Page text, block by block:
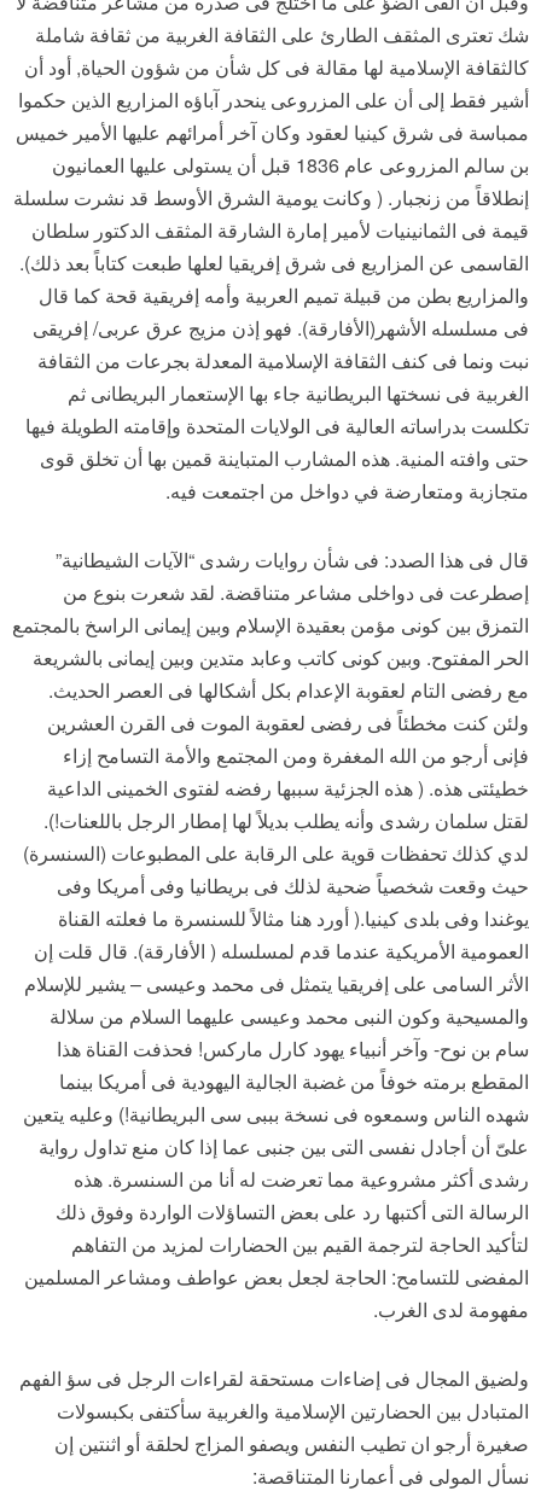
شك تعترى المثقف الطارئ على الثقافة الغربية من ثقافة شاملة
كالثقافة الإسلامية لها مقالة فى كل شأن من شؤون الحياة, أود أن
أشير فقط إلى أن على المزروعى ينحدر آباؤه المزاريع الذين حكموا
ممباسة فى شرق كينيا لعقود وكان آخر أمرائهم عليها الأمير خميس
بن سالم المزروعى عام 1836 قبل أن يستولى عليها العمانيون
إنطلاقاً من زنجبار. ( وكانت يومية الشرق الأوسط قد نشرت سلسلة
قيمة فى الثمانينيات لأمير إمارة الشارقة المثقف الدكتور سلطان
القاسمى عن المزاريع فى شرق إفريقيا لعلها طبعت كتاباً بعد ذلك).
والمزاريع بطن من قبيلة تميم العربية وأمه إفريقية قحة كما قال
فى مسلسله الأشهر(الأفارقة). فهو إذن مزيج عرق عربى/ إفريقى
نبت ونما فى كنف الثقافة الإسلامية المعدلة بجرعات من الثقافة
الغربية فى نسختها البريطانية جاء بها الإستعمار البريطانى ثم
تكلست بدراساته العالية فى الولايات المتحدة وإقامته الطويلة فيها
حتى وافته المنية. هذه المشارب المتباينة قمين بها أن تخلق قوى
متجازبة ومتعارضة في دواخل من اجتمعت فيه.
قال فى هذا الصدد: فى شأن روايات رشدى “الآيات الشيطانية”
إصطرعت فى دواخلى مشاعر متناقضة. لقد شعرت بنوع من
التمزق بين كونى مؤمن بعقيدة الإسلام وبين إيمانى الراسخ بالمجتمع
الحر المفتوح. وبين كونى كاتب وعابد متدين وبين إيمانى بالشريعة
مع رفضى التام لعقوبة الإعدام بكل أشكالها فى العصر الحديث.
ولئن كنت مخطئاً فى رفضى لعقوبة الموت فى القرن العشرين
فإنى أرجو من الله المغفرة ومن المجتمع والأمة التسامح إزاء
خطيئتى هذه. ( هذه الجزئية سببها رفضه لفتوى الخمينى الداعية
لقتل سلمان رشدى وأنه يطلب بديلاً لها إمطار الرجل باللعنات!).
لدي كذلك تحفظات قوية على الرقابة على المطبوعات (السنسرة)
حيث وقعت شخصياً ضحية لذلك فى بريطانيا وفى أمريكا وفى
يوغندا وفى بلدى كينيا.( أورد هنا مثالاً للسنسرة ما فعلته القناة
العمومية الأمريكية عندما قدم لمسلسله ( الأفارقة). قال قلت إن
الأثر السامى على إفريقيا يتمثل فى محمد وعيسى – يشير للإسلام
والمسيحية وكون النبى محمد وعيسى عليهما السلام من سلالة
سام بن نوح- وآخر أنبياء يهود كارل ماركس! فحذفت القناة هذا
المقطع برمته خوفاً من غضبة الجالية اليهودية فى أمريكا بينما
شهده الناس وسمعوه فى نسخة بببى سى البريطانية!) وعليه يتعين
علىّ أن أجادل نفسى التى بين جنبى عما إذا كان منع تداول رواية
رشدى أكثر مشروعية مما تعرضت له أنا من السنسرة. هذه
الرسالة التى أكتبها رد على بعض التساؤلات الواردة وفوق ذلك
لتأكيد الحاجة لترجمة القيم بين الحضارات لمزيد من التفاهم
المفضى للتسامح: الحاجة لجعل بعض عواطف ومشاعر المسلمين
مفهومة لدى الغرب.
ولضيق المجال فى إضاءات مستحقة لقراءات الرجل فى سؤ الفهم
المتبادل بين الحضارتين الإسلامية والغربية سأكتفى بكبسولات
صغيرة أرجو ان تطيب النفس ويصفو المزاج لحلقة أو اثنتين إن
نسأل المولى فى أعمارنا المتناقصة: